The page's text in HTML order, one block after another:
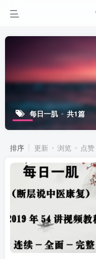
每日一肌 共1篇
排序 更新 浏览 点赞